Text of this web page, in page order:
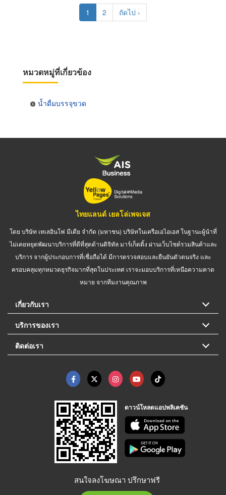
Current
page
1 Page
2
Next
page
ถัดไป ›
หมวดหมู่ที่เกี่ยวข้อง
น้ำดื่มบรรจุขวด
ไทยแลนด์ เยลโล่เพจเจส
โดย บริษัท เทเลอินโฟ มีเดีย จำกัด (มหาชน) บริษัทในเครือเอไอเอส ในฐานะผู้นำที่
ไม่เคยหยุดพัฒนาบริการที่ดีที่สุดด้านดิจิทัล มาร์เก็ตติ้ง ผ่านเว็บไซต์รวมสินค้าและ
บริการ จากผู้ประกอบการที่เชื่อถือได้ มีการตรวจสอบและยืนยันตัวตนจริง และ
ครอบคลุมทุกหมวดธุรกิจมากที่สุดในประเทศ เราจะมอบบริการที่เหนือความคาด
หมาย จากทีมงานคุณภาพ
เกี่ยวกับเรา
บริการของเรา
ติดต่อเรา
ดาวน์โหลดแอปพลิเคชัน
สนใจลงโฆษณา ปรึกษาฟรี